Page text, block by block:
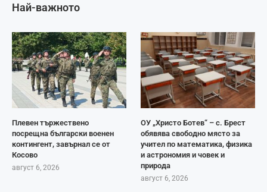
Най-важното
Плевен тържествено
посрещна български военен
контингент, завърнал се от
Косово
август 6, 2026
ОУ „Христо Ботев“ – с. Брест
обявява свободно място за
учител по математика, физика
и астрономия и човек и
природа
август 6, 2026